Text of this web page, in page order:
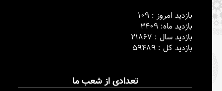
بازدید امروز : 109
بازدید ماه: 3409
بازدید سال : 21867
بازدید کل : 59489
تعدادی از شعب ما